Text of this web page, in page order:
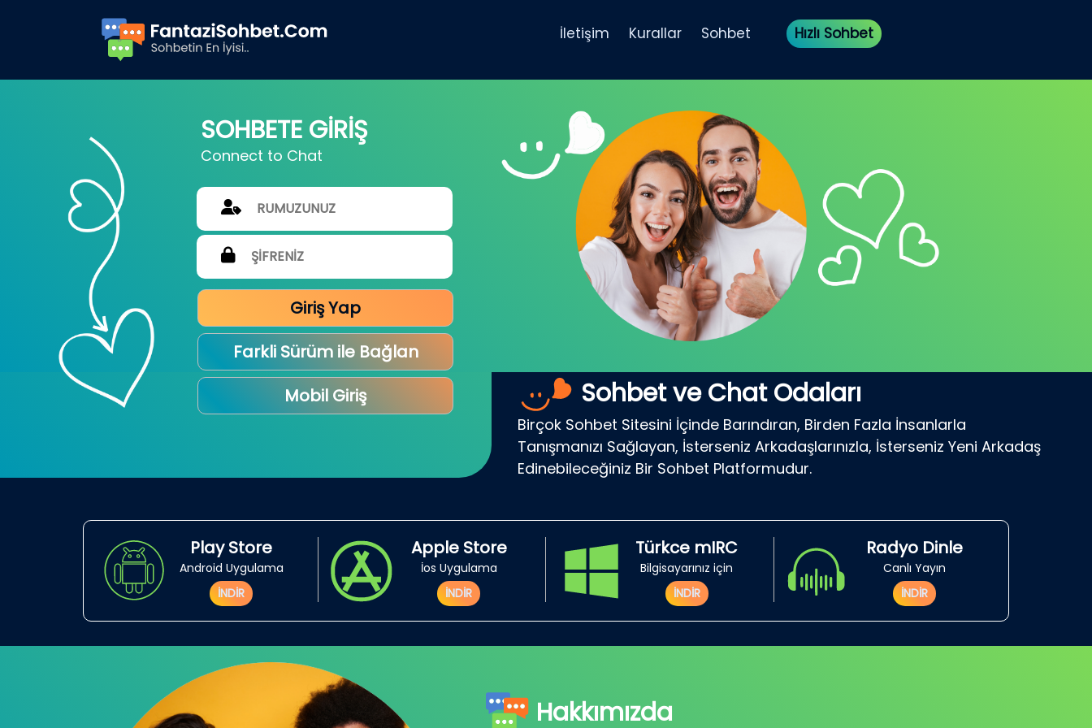
İletişim Kurallar Sohbet Hızlı Sohbet
SOHBETE GİRİŞ
Connect to Chat
Giriş Yap
Farkli Sürüm ile Bağlan
Mobil Giriş
Sohbet ve Chat Odaları
Birçok Sohbet Sitesini İçinde Barındıran, Birden Fazla İnsanlarla
Tanışmanızı Sağlayan, İsterseniz Arkadaşlarınızla, İsterseniz Yeni Arkadaş
Edinebileceğiniz Bir Sohbet Platformudur.
Play Store
Android Uygulama
İNDİR
Apple Store
İos Uygulama
İNDİR
Türkce mIRC
Bilgisayarınız için
İNDİR
Radyo Dinle
Canlı Yayın
İNDİR
Hakkımızda